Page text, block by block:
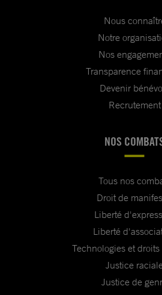
Nous
Notre
Nos
Transparence
Devenir
Recrutement
NOS
Tous nos
Droit de
Liberté
Liberté
Technologies et
Justice
Justice de